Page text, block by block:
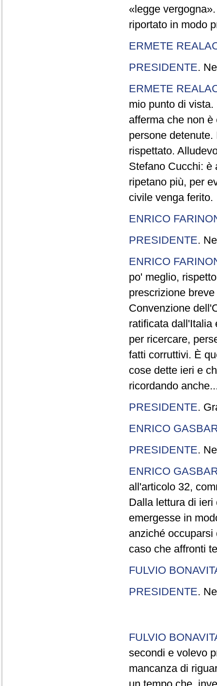
«legge
riportato in modo
ERMETE
PRESIDENTE.
ERMETE
mio punto di
afferma che non
persone
rispettato.
Stefano Cucchi: è
ripetano più, per
civile venga ferito.
ENRICO
PRESIDENTE.
ENRICO
po' meglio,
prescrizione
Convenzione
ratificata dall'Italia
per ricercare,
fatti corruttivi. È
cose dette ieri e
ricordando
PRESIDENTE.
ENRICO
PRESIDENTE.
ENRICO
all'articolo 32,
Dalla lettura di
emergesse in
anziché
caso che affronti
FULVIO
PRESIDENTE.
FULVIO
secondi e volevo
mancanza di